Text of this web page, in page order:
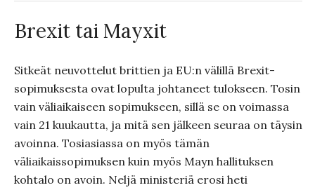
Brexit tai Mayxit
Sitkeät neuvottelut brittien ja EU:n välillä Brexit-
sopimuksesta ovat lopulta johtaneet tulokseen. Tosin
vain väliaikaiseen sopimukseen, sillä se on voimassa
vain 21 kuukautta, ja mitä sen jälkeen seuraa on täysin
avoinna. Tosiasiassa on myös tämän
väliaikaissopimuksen kuin myös Mayn hallituksen
kohtalo on avoin. Neljä ministeriä erosi heti